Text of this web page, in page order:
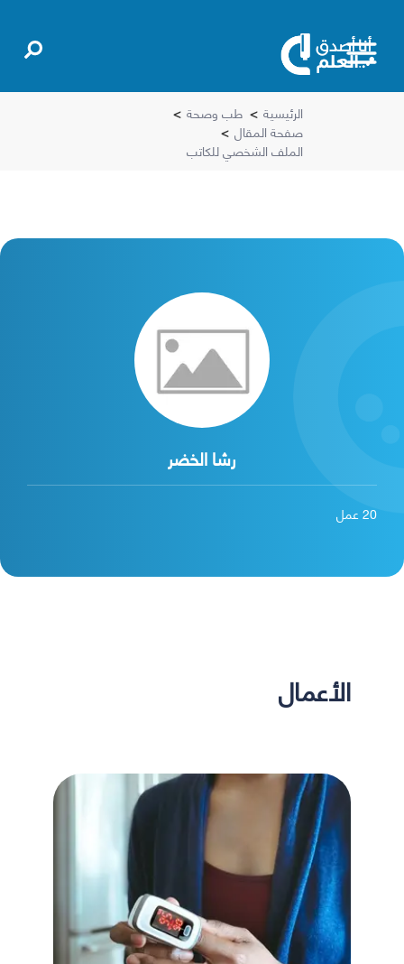
الرئيسية > طب وصحة >
صفحة المقال >
الملف الشخصي للكاتب
رشا الخضر
20عمل
الأعمال